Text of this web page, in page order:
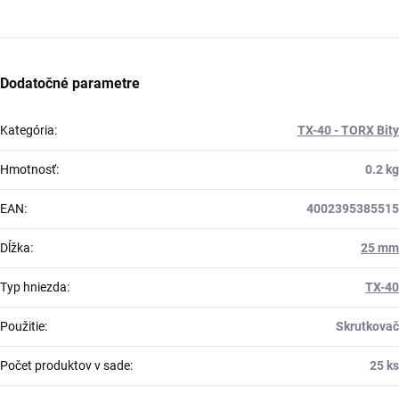
Dodatočné parametre
Kategória: TX-40 - TORX Bity
Hmotnosť: 0.2 kg
EAN: 4002395385515
Dĺžka: 25 mm
Typ hniezda: TX-40
Použitie: Skrutkovač
Počet produktov v sade: 25 ks